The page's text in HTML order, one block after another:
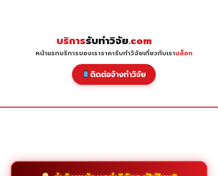
บริการรับทำวิจัย.com
หน้าแรกบริการของเราราคารับทำวิจัยเกี่ยวกับเราบล็อก
ติดต่อจ้างทำวิจัย